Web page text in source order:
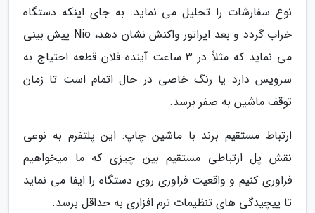
نوع سفارشات را تحلیل می نماید. به جای اینکه دستگاه
خراب گردد و بعد اپراتور واکنش نشان دهد، Nio پیش بینی
می نماید که مثلاً در 3 ساعت آینده فلان قطعه احتیاج به
سرویس دارد یا رنگ خاصی در حال اتمام است تا زمان
توقف ماشین به صفر برسد.
ارتباط مستقیم برند با ماشین چاپ: این پلتفرم به نوعی
نقش پل ارتباطی مستقیم بین چیزی که ما میخواهیم
فراوری کنیم و واقعیت فراوری روی دستگاه را ایفا می نماید
تا پیچیدگی های تنظیمات نرم افزاری به حداقل برسد.